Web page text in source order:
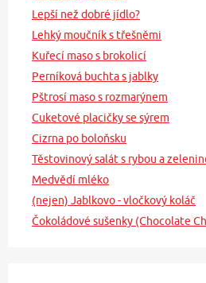
Lepší než dobré jídlo?
Lehký moučník s třešněmi
Kuřecí maso s brokolicí
Perníková buchta s jablky
Pštrosí maso s rozmarýnem
Cuketové placičky se sýrem
Cizrna po boloňsku
Těstovinový salát s rybou a
Medvědí mléko
(nejen) Jablkovo - vločkový koláč
Čokoládové sušenky (Chocolate